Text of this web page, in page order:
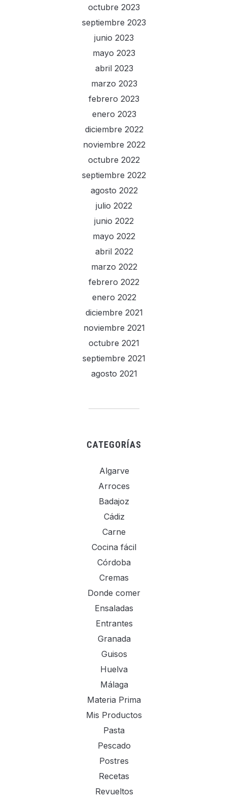
octubre 2023
septiembre 2023
junio 2023
mayo 2023
abril 2023
marzo 2023
febrero 2023
enero 2023
diciembre 2022
noviembre 2022
octubre 2022
septiembre 2022
agosto 2022
julio 2022
junio 2022
mayo 2022
abril 2022
marzo 2022
febrero 2022
enero 2022
diciembre 2021
noviembre 2021
octubre 2021
septiembre 2021
agosto 2021
CATEGORÍAS
Algarve
Arroces
Badajoz
Cádiz
Carne
Cocina fácil
Córdoba
Cremas
Donde comer
Ensaladas
Entrantes
Granada
Guisos
Huelva
Málaga
Materia Prima
Mis Productos
Pasta
Pescado
Postres
Recetas
Revueltos